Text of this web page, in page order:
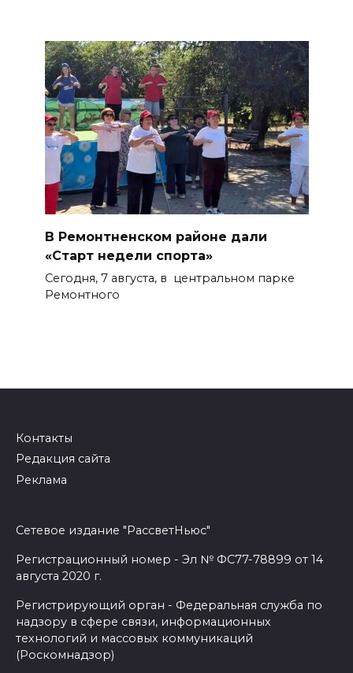
В Ремонтненском районе дали
«Старт недели спорта»
Сегодня, 7 августа, в центральном парке
Ремонтного
Контакты
Редакция сайта
Реклама
Сетевое издание "РассветНьюс"
Регистрационный номер - Эл № ФС77-78899 от 14
августа 2020 г.
Регистрирующий орган - Федеральная служба по
надзору в сфере связи, информационных
технологий и массовых коммуникаций
(Роскомнадзор)